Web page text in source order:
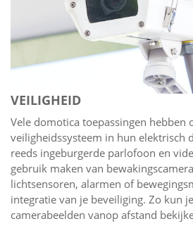
VEILIGHEID
Vele domotica toepassingen hebben
veiligheidssysteem in hun elektrisch
reeds ingeburgerde parlofoon en
gebruik maken van
lichtsensoren, alarmen of
integratie van je beveiliging. Zo kun
camerabeelden vanop afstand